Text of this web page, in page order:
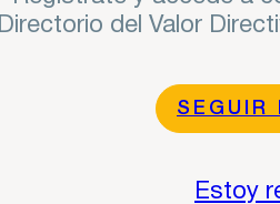
Directorio del Valor
SEGUIR
Estoy